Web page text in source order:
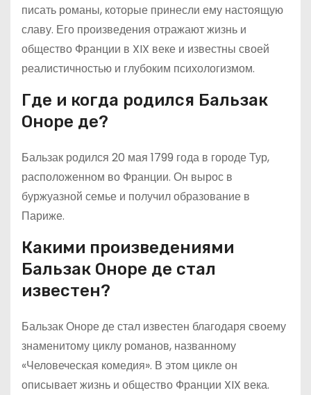
писать романы, которые принесли ему настоящую
славу. Его произведения отражают жизнь и
общество Франции в XIX веке и известны своей
реалистичностью и глубоким психологизмом.
Где и когда родился Бальзак
Оноре де?
Бальзак родился 20 мая 1799 года в городе Тур,
расположенном во Франции. Он вырос в
буржуазной семье и получил образование в
Париже.
Какими произведениями
Бальзак Оноре де стал
известен?
Бальзак Оноре де стал известен благодаря своему
знаменитому циклу романов, названному
«Человеческая комедия». В этом цикле он
описывает жизнь и общество Франции XIX века.